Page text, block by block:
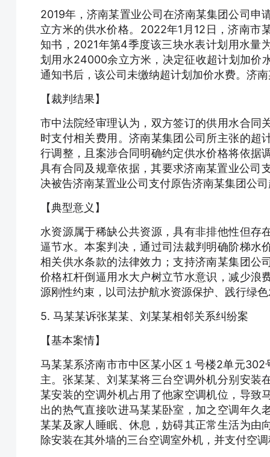
2019年，济南某置业公司在济南某集团公司申
立方米的供水价格。2022年1月12日，济南市
知书，2021年第4季度该三块水表计划用水量
划用水24000余立方米，决定征收超计划加价
通知书后，该公司未缴纳超计划加价水费。济
【裁判结果】
市中法院经审理认为，双方签订的供用水合同
时支付相关费用。济南某集团公司所主张的超
行调整，且案涉合同明确约定供水价格将依据
具有合同及规章依据，其要求济南某置业公司
决被告济南某置业公司支付原告济南某集团公
【典型意义】
水资源属于稀缺公共资源，具有非排他性但存
逼节水。本案判决，通过司法裁判明确阶梯水
相关供水条款的法律效力；支持济南某集团公
价格杠杆倒逼用水大户树立节水意识，减少浪
源刚性约束，以司法护航水资源保护、践行绿
5. 马某某诉张某某、刘某某相邻关系纠纷案
【基本案情】
马某某系济南市市中区某小区１号楼2单元
主。张某某、刘某某将三台空调外机分别安装
某安装的空调外机占用了他家空调机位，导致
出的热气直接吹进马某某卧室，加之空调年久
某某及家人睡眠、休息，妨碍其正常生活为由
除安装在其外墙的三台空调室外机，并支付空